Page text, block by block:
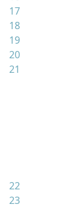
17
18
19
20
21
22
23